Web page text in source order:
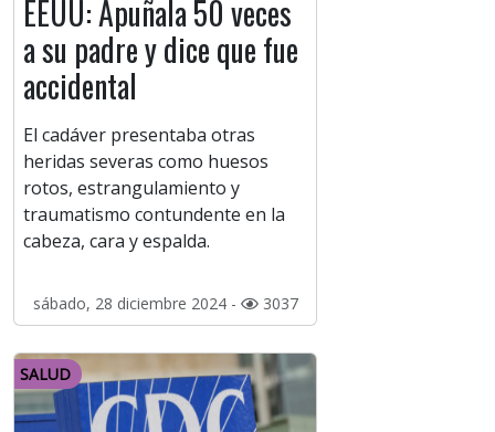
EEUU: Apuñala 50 veces
a su padre y dice que fue
accidental
El cadáver presentaba otras
heridas severas como huesos
rotos, estrangulamiento y
traumatismo contundente en la
cabeza, cara y espalda.
sábado, 28 diciembre 2024 - 3037
SALUD